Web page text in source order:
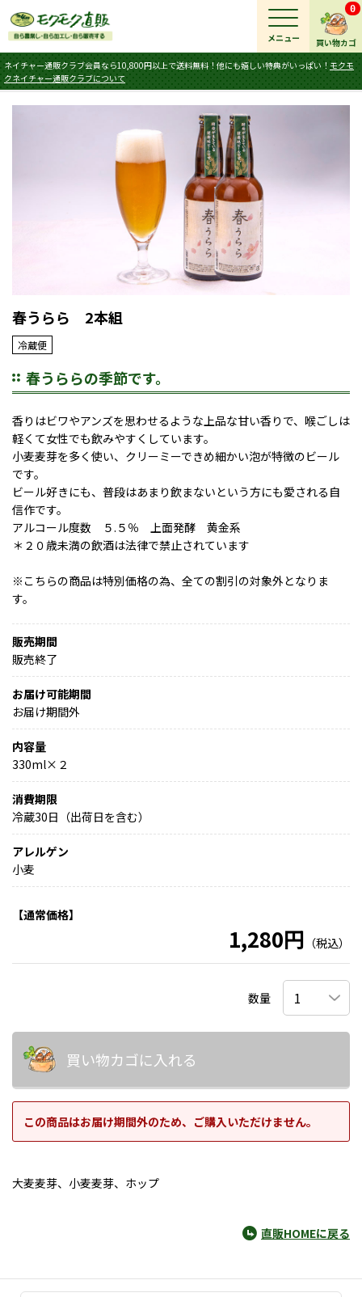
買い物カゴ
0
ネイチャー通販クラブ会員なら10,800円以上で送料無料！他にも嬉しい特典がいっぱい！ モクモ
クネイチャー通販クラブについて
メニュー
春うらら 2本組
冷蔵便
春うららの季節です。
香りはビワやアンズを思わせるような上品な甘い香りで、喉ごしは
軽くて女性でも飲みやすくしています。
小麦麦芽を多く使い、クリーミーできめ細かい泡が特徴のビール
です。
ビール好きにも、普段はあまり飲まないという方にも愛される自
信作です。
アルコール度数 ５.５％ 上面発酵 黄金系
＊２０歳未満の飲酒は法律で禁止されています
※こちらの商品は特別価格の為、全ての割引の対象外となりま
す。
販売期間
販売終了
お届け可能期間
お届け期間外
内容量
330ml×２
消費期限
冷蔵30日（出荷日を含む）
アレルゲン
小麦
【通常価格】
1,280円 （税込）
数量
買い物カゴに入れる
この商品はお届け期間外のため、ご購入いただけません。
大麦麦芽、小麦麦芽、ホップ
直販HOMEに戻る